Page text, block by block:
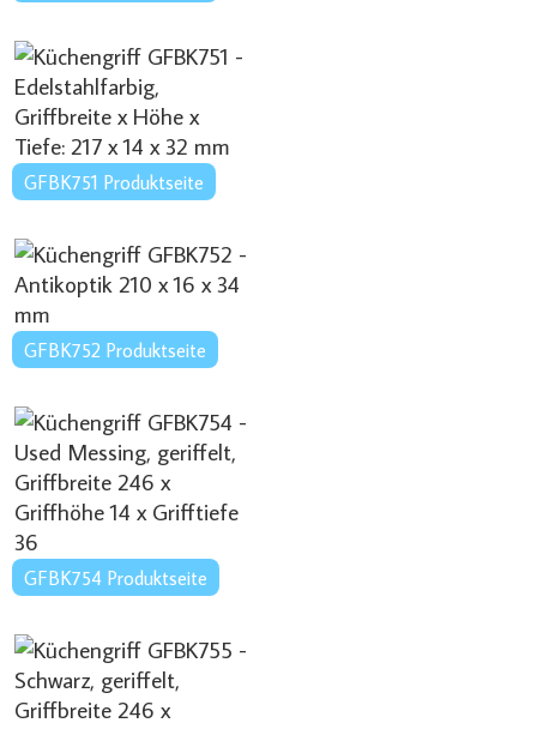
GFBK751 Produktseite
GFBK752 Produktseite
GFBK754 Produktseite